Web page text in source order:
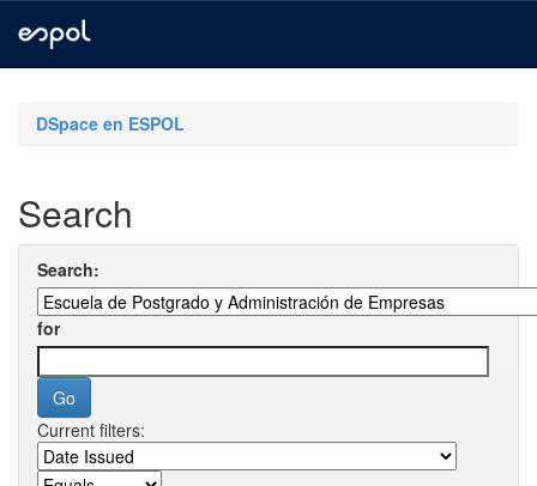
navigationDSpace en ESPOL
Search
Search:
for
Current filters: